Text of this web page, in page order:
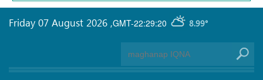
GMT-22:29:20 8.99°
Friday 07 August 2026 ,